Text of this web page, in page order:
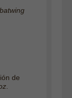
batwing
de